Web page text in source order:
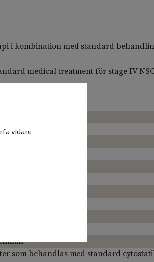
i kombination med standard
medical treatment för stage IV
allmän
som behandlas med standard
vidare